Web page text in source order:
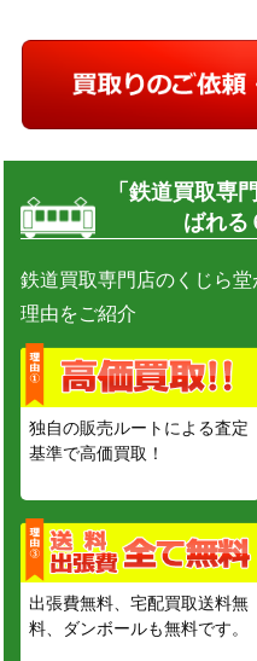
「鉄道買取専
ばれる
鉄道買取専門店のくじら
理由をご紹介
独自の販売ルートによる査定
基準で高価買取！
出張費無料、宅配買取送料無
料、ダンボールも無料です。